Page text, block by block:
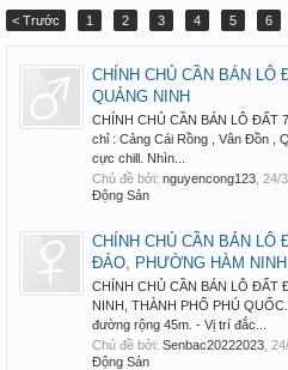
< Trước 1 2 3 4 5 6
CHÍNH CHỦ CẦN BÁN LÔ
QUẢNG NINH
CHÍNH CHỦ CẦN BÁN LÔ ĐẤT
chỉ : Cảng Cái Rồng , Vân Đồn ,
cực chill. Nhìn...
Chủ đề bởi: nguyencong123 24/
Động Sản
CHÍNH CHỦ CẦN BÁN
ĐẢO, PHƯỜNG HÀM NINH
CHÍNH CHỦ CẦN BÁN LÔ
NINH, THÀNH PHỐ PHÚ
đường rộng 45m. - Vị trí đắc...
Chủ đề bởi: Senbac20222023
Động Sản